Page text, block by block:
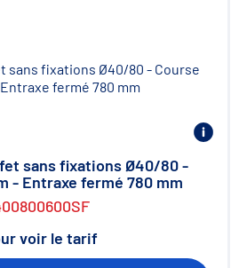
sans fixations Ø40/80 -
- Entraxe fermé 780 mm
voir le tarif